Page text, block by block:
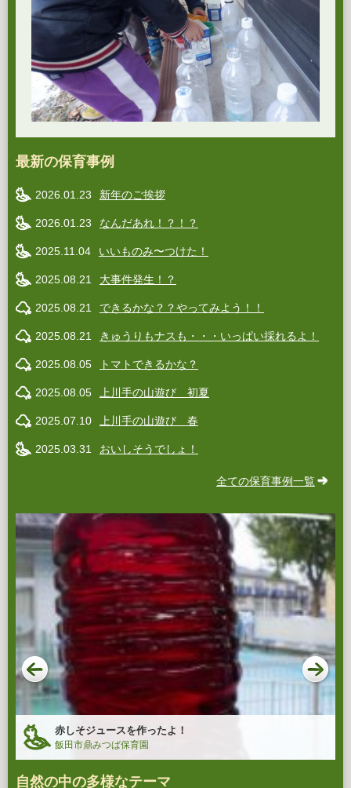
最新の保育事例
2026.01.23 新年のご挨拶
2026.01.23 なんだあれ！？！？
2025.11.04 いいものみ〜つけた！
2025.08.21 大事件発生！？
2025.08.21 できるかな？？やってみよう！！
2025.08.21 きゅうりもナスも・・・いっぱい採れるよ！
2025.08.05 トマトできるかな？
2025.08.05 上川手の山遊び 初夏
2025.07.10 上川手の山遊び 春
2025.03.31 おいしそうでしょ！
全ての保育事例一覧
赤しそジュースを作ったよ！
飯田市鼎みつば保育園
自然の中の多様なテーマ